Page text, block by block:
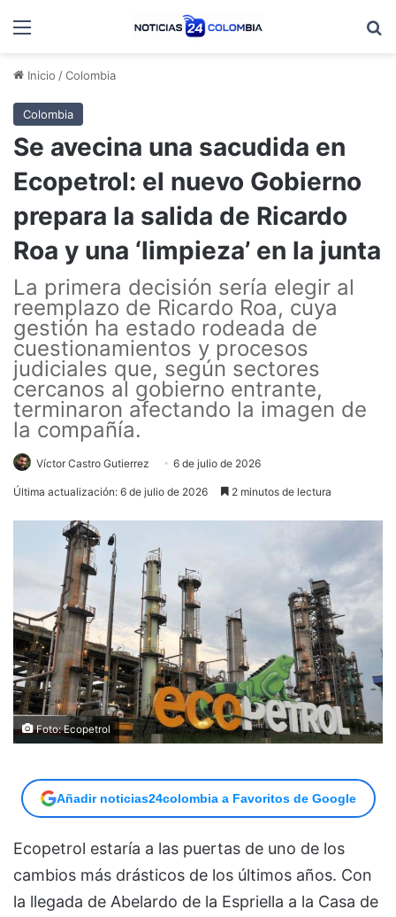
Menú
Inicio /Colombia
Colombia
Se avecina una sacudida en
Ecopetrol: el nuevo Gobierno
prepara la salida de Ricardo
Roa y una ‘limpieza’ en la junta
La primera decisión sería elegir al
reemplazo de Ricardo Roa, cuya
gestión ha estado rodeada de
cuestionamientos y procesos
judiciales que, según sectores
cercanos al gobierno entrante,
terminaron afectando la imagen de
la compañía.
Víctor Castro Gutierrez 6 de julio de 2026
Última actualización: 6 de julio de 2026 2 minutos de lectura
Foto: Ecopetrol
Añadir noticias24colombia a Favoritos de Google
Ecopetrol estaría a las puertas de uno de los
cambios más drásticos de los últimos años. Con
la llegada de Abelardo de la Espriella a la Casa de